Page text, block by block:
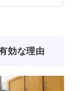
効な理由